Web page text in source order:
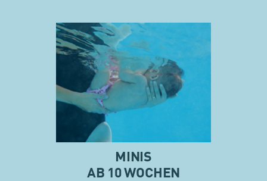
MINIS
AB 10 WOCHEN